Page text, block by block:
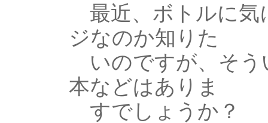
最近、ボトルに気
ジなのか知りた
いのですが、そう
本などはありま
すでしょうか？